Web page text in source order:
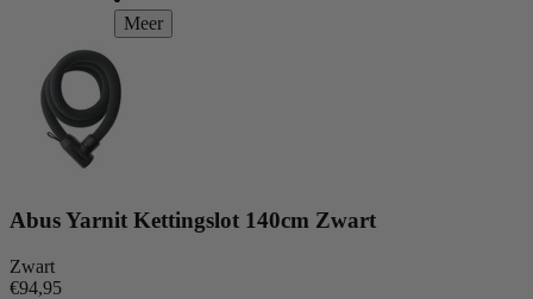
Meer
Abus Yarnit Kettingslot 140cm Zwart
Zwart
€94,95